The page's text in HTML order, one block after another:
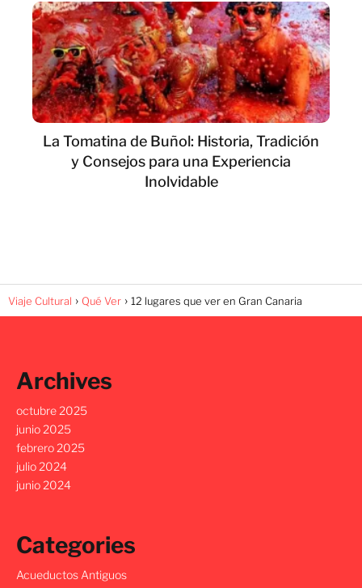
La Tomatina de Buñol: Historia, Tradición
y Consejos para una Experiencia
Inolvidable
Viaje Cultural Qué Ver 12 lugares que ver en Gran Canaria
Archives
octubre 2025
junio 2025
febrero 2025
julio 2024
junio 2024
Categories
Acueductos Antiguos